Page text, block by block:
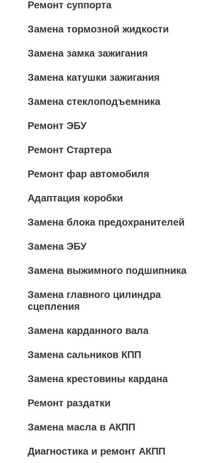
Ремонт суппорта
Замена тормозной жидкости
Замена замка зажигания
Замена катушки зажигания
Замена стеклоподъемника
Ремонт ЭБУ
Ремонт Стартера
Ремонт фар автомобиля
Адаптация коробки
Замена блока предохранителей
Замена ЭБУ
Замена выжимного подшипника
Замена главного цилиндра
сцепления
Замена карданного вала
Замена сальников КПП
Замена крестовины кардана
Ремонт раздатки
Замена масла в АКПП
Диагностика и ремонт АКПП